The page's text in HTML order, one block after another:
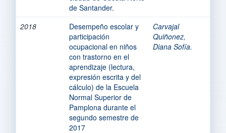
de Santander.
2018
Desempeño escolar y
participación
ocupacional en niños
con trastorno en el
aprendizaje (lectura,
expresión escrita y del
cálculo) de la Escuela
Normal Superior de
Pamplona durante el
segundo semestre de
2017
Carvajal
Quiñonez,
Diana Sofía.